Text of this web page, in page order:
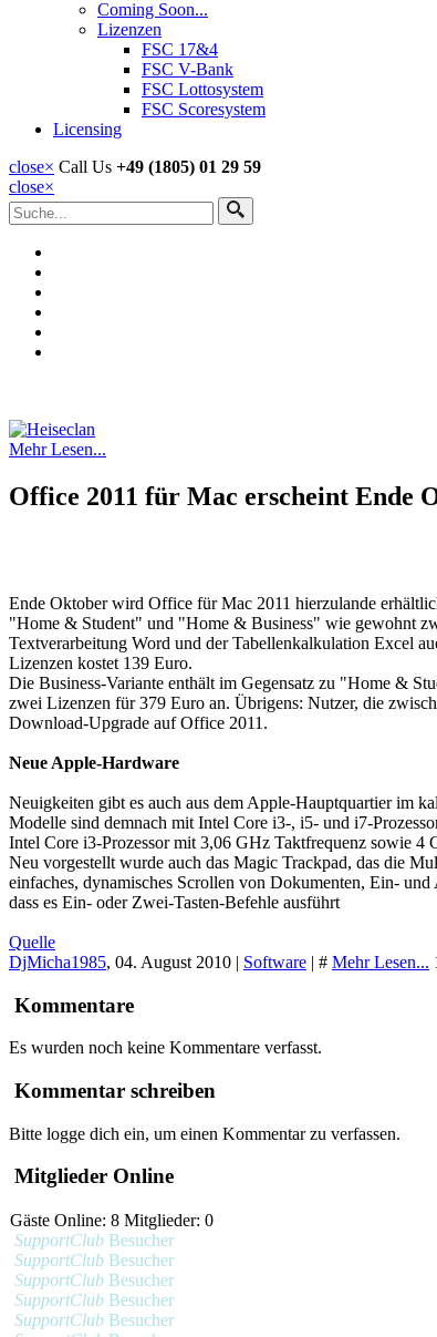
Coming Soon...
Lizenzen
FSC 17&4
FSC V-Bank
FSC Lottosystem
FSC Scoresystem
Licensing
close× Call Us +49 (1805) 01 29 59
close×
Mehr Lesen...
Office 2011 für Mac erscheint Ende
Ende Oktober wird Office für Mac 2011 hierzulande
"Home & Student" und "Home & Business" wie gewohnt
Textverarbeitung Word und der Tabellenkalkulation Excel
Lizenzen kostet 139 Euro.
Die Business-Variante enthält im Gegensatz zu "Home &
zwei Lizenzen für 379 Euro an. Übrigens: Nutzer, die
Download-Upgrade auf Office 2011.
Neue Apple-Hardware
Neuigkeiten gibt es auch aus dem Apple-Hauptquartier im
Modelle sind demnach mit Intel Core i3-, i5- und i7-
Intel Core i3-Prozessor mit 3,06 GHz Taktfrequenz sowie
Neu vorgestellt wurde auch das Magic Trackpad, das die
einfaches, dynamisches Scrollen von Dokumenten, Ein-
dass es Ein- oder Zwei-Tasten-Befehle ausführt
Quelle
DjMicha1985, 04. August 2010 | Software | # Mehr Lesen...
Kommentare
Es wurden noch keine Kommentare verfasst.
Kommentar schreiben
Bitte logge dich ein, um einen Kommentar zu verfassen.
Mitglieder Online
Gäste Online: 8 Mitglieder: 0
SupportClub Besucher
SupportClub Besucher
SupportClub Besucher
SupportClub Besucher
SupportClub Besucher